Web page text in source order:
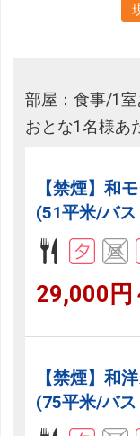
部屋：食事/1
おとな1名様あ
【禁煙】和
(51平米/バ
29,000円
【禁煙】和
(75平米/バ